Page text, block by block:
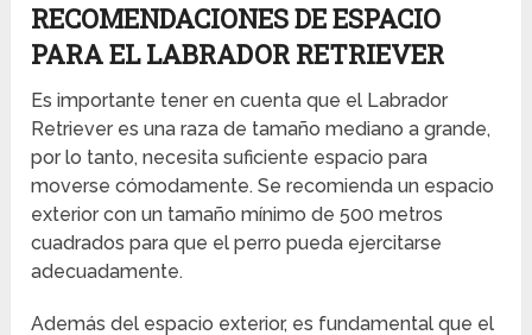
RECOMENDACIONES DE ESPACIO
PARA EL LABRADOR RETRIEVER
Es importante tener en cuenta que el Labrador
Retriever es una raza de tamaño mediano a grande,
por lo tanto, necesita suficiente espacio para
moverse cómodamente. Se recomienda un espacio
exterior con un tamaño mínimo de 500 metros
cuadrados para que el perro pueda ejercitarse
adecuadamente.
Además del espacio exterior, es fundamental que el